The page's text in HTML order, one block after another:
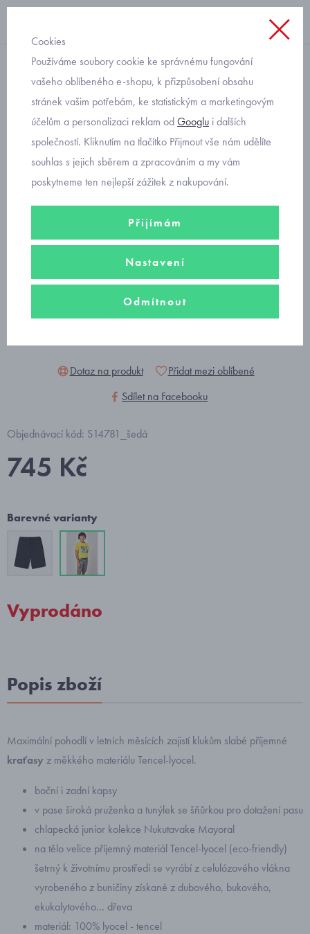
barevné
chlapecké kraťasy tencel
Mayoral 6209-48
Dotaz na produkt
Přidat mezi oblíbené
Sdílet na Facebooku
Objednávací kód: S14781_šedá
745 Kč
Barevné varianty
Vyprodáno
Popis zboží
Maximální pohodlí v letních měsících zajistí klukům slabé příjemné
kraťasy z měkkého materiálu Tencel-lyocel.
boční i zadní kapsy
v pase široká pruženka a tunýlek se šňůrkou pro dotažení pasu
chlapecká junior kolekce Nukutavake Mayoral
na tělo velice příjemný materiál Tencel-lyocel (eco-friendly)
šetrný k životnímu prostředí se vyrábí z celulózového vlákna
vyrobeného z buničiny získané z dubového, bukového,
ekukalytového... dřeva
materiál: 100% lyocel - tencel
Cookies
Používáme soubory cookie ke správnému fungování
vašeho oblíbeného e-shopu, k přizpůsobení obsahu
stránek vašim potřebám, ke statistickým a marketingovým
účelům a personalizaci reklam odGooglu i dalších
společností. Kliknutím na tlačítko Přijmout vše nám udělíte
souhlas s jejich sběrem a zpracováním a my vám
poskytneme ten nejlepší zážitek z nakupování.
Přijímám
Nastavení
Odmítnout